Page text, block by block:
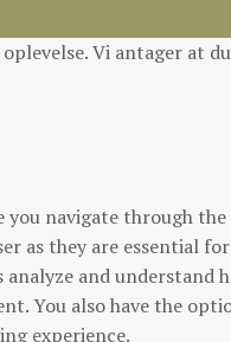
Vi antager at
navigate through
as they are essential
and understand
You also have the
experience.